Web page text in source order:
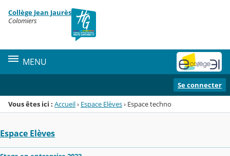
Menu de la rubrique
Contenu
Collège Jean Jaurès
Colomiers
MENU
Se connecter
Vous êtes ici : Accueil› Espace Elèves› Espace techno
Espace Elèves